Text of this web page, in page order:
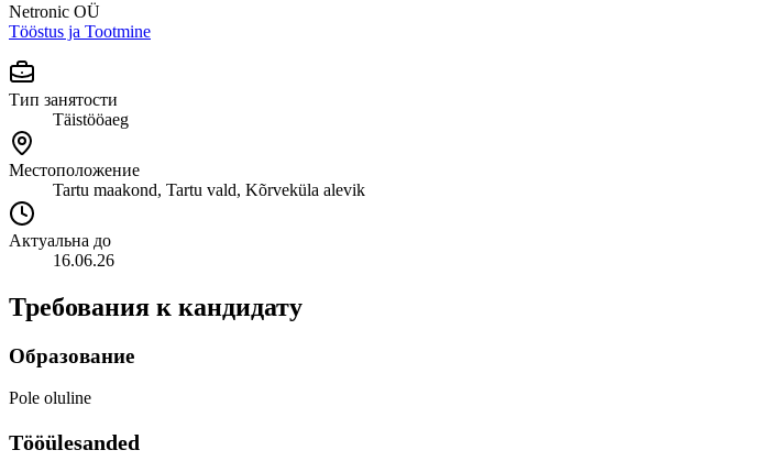
Netronic OÜ
Tööstus ja Tootmine
Тип занятости
Täistööaeg
Местоположение
Tartu maakond, Tartu vald, Kõrveküla alevik
Актуальна до
16.06.26
Требования к кандидату
Образование
Pole oluline
Tööülesanded